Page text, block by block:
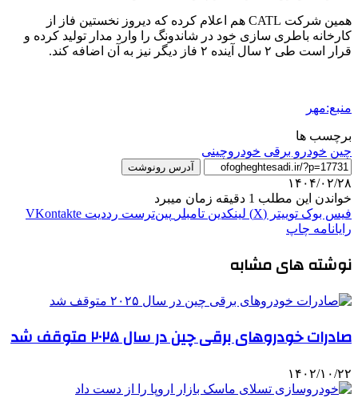
همین شرکت CATL هم اعلام کرده که دیروز نخستین فاز از
کارخانه باطری سازی خود در شاندونگ را وارد مدار تولید کرده و
قرار است طی ۲ سال آینده ۲ فاز دیگر نیز به آن اضافه کند.
منبع:مهر
برچسب ها
چین خودرو برقی خودروچینی
آدرس رونوشت
۱۴۰۴/۰۲/۲۸
خواندن این مطلب 1 دقیقه زمان میبرد
فیس بوک توییتر (X) لینکدین ‫تامبلر ‫پین‌ترست ‫رددیت ‫VKontakte
رایانامه چاپ
نوشته های مشابه
صادرات خودروهای برقی چین در سال ۲۰۲۵ متوقف شد
۱۴۰۲/۱۰/۲۲